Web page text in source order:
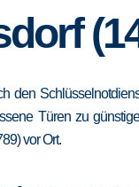
den
Türen zu
vor Ort.